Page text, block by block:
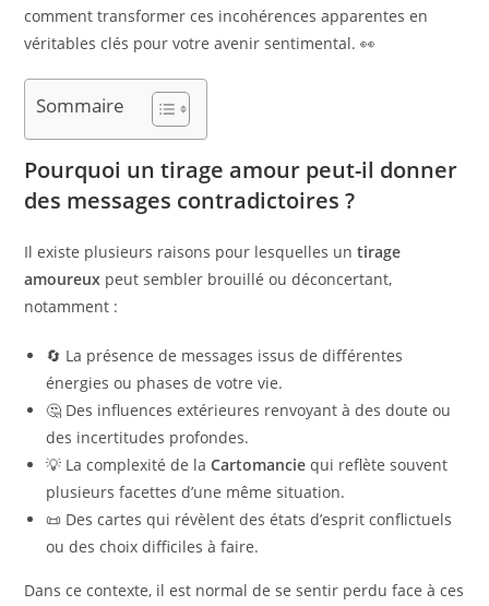
comment transformer ces incohérences apparentes en
véritables clés pour votre avenir sentimental. 👀
Sommaire
Pourquoi un tirage amour peut-il donner
des messages contradictoires ?
Il existe plusieurs raisons pour lesquelles untirage
amoureux peut sembler brouillé ou déconcertant,
notamment :
🔄 La présence de messages issus de différentes
énergies ou phases de votre vie.
🤔 Des influences extérieures renvoyant à des doute ou
des incertitudes profondes.
💡 La complexité de laCartomancie qui reflète souvent
plusieurs facettes d’une même situation.
📜 Des cartes qui révèlent des états d’esprit conflictuels
ou des choix difficiles à faire.
Dans ce contexte, il est normal de se sentir perdu face à ces